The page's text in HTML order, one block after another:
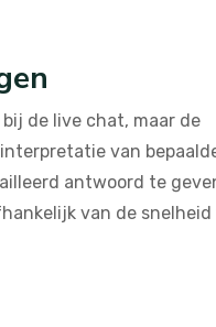
de live chat, maar de
van
antwoord te
van de snelheid